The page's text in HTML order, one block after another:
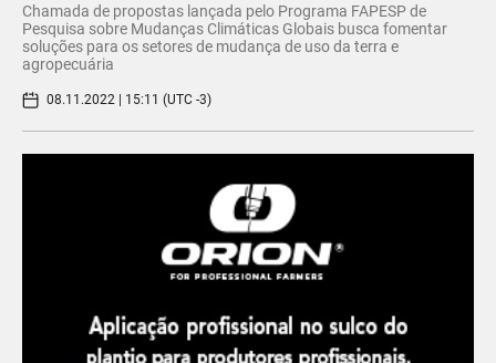
Chamada de propostas lançada pelo Programa FAPESP de
Pesquisa sobre Mudanças Climáticas Globais busca fomentar
soluções para os setores de mudança de uso da terra e
agropecuária
08.11.2022 | 15:11 (UTC -3)